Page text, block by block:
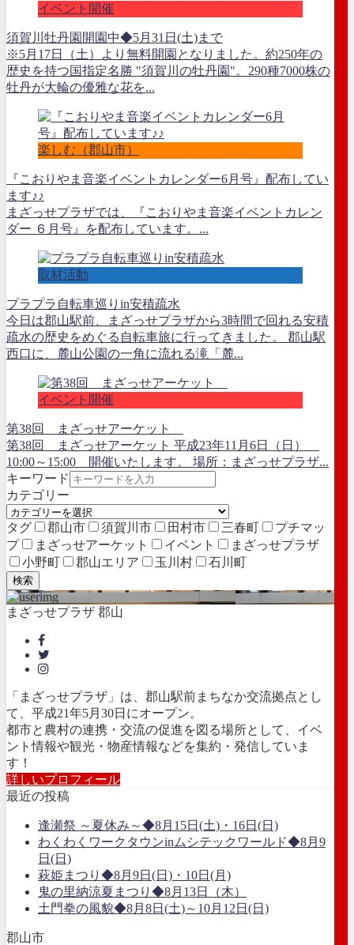
イベント開催
須賀川牡丹園開園中◆5月31日(土)まで
※5月17日（土）より無料開園となりました。約250年の
歴史を持つ国指定名勝 "須賀川の牡丹園"。290種7000株の
牡丹が大輪の優雅な花を...
楽しむ（郡山市）
『こおりやま音楽イベントカレンダー6月号』配布してい
ます♪♪
まざっせプラザでは、『こおりやま音楽イベントカレン
ダー ６月号』を配布しています。...
取材活動
プラプラ自転車巡りin安積疏水
今日は郡山駅前、まざっせプラザから3時間で回れる安積
疏水の歴史をめぐる自転車旅に行ってきました。 郡山駅
西口に、麓山公園の一角に流れる滝「麓...
イベント開催
第38回 まざっせアーケット
第38回 まざっせアーケット 平成23年11月6日（日）
10:00～15:00 開催いたします。 場所：まざっせプラザ...
キーワード
カテゴリー
タグ 郡山市 須賀川市 田村市 三春町
プチマッ
プ
まざっせアーケット イベント
まざっせプラザ
小野町
郡山エリア 玉川村 石川町
検索
まざっせプラザ 郡山
「まざっせプラザ」は、郡山駅前まちなか交流拠点とし
て、平成21年5月30日にオープン。
都市と農村の連携・交流の促進を図る場所として、イベ
ント情報や観光・物産情報などを集約・発信していま
す！
詳しいプロフィール
最近の投稿
逢瀬祭 ～夏休み～◆8月15日(土)・16日(日)
わくわくワークタウンinムシテックワールド◆8月9
日(日)
萩姫まつり◆8月9日(日)・10日(月)
鬼の里納涼夏まつり◆8月13日（木）
土門拳の風貌◆8月8日(土)～10月12日(日)
郡山市